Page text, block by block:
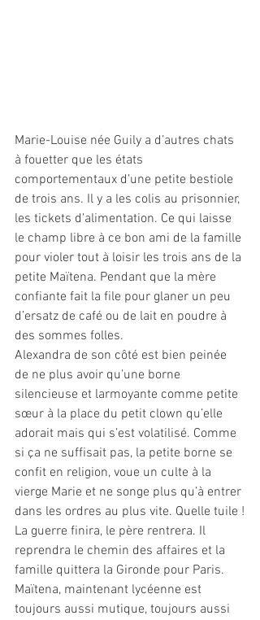
Marie-Louise née Guily a d’autres chats
à fouetter que les états
comportementaux d’une petite bestiole
de trois ans. Il y a les colis au prisonnier,
les tickets d’alimentation. Ce qui laisse
le champ libre à ce bon ami de la famille
pour violer tout à loisir les trois ans de la
petite Maïtena. Pendant que la mère
confiante fait la file pour glaner un peu
d’ersatz de café ou de lait en poudre à
des sommes folles.
Alexandra de son côté est bien peinée
de ne plus avoir qu’une borne
silencieuse et larmoyante comme petite
sœur à la place du petit clown qu’elle
adorait mais qui s’est volatilisé. Comme
si ça ne suffisait pas, la petite borne se
confit en religion, voue un culte à la
vierge Marie et ne songe plus qu’à entrer
dans les ordres au plus vite. Quelle tuile !
La guerre finira, le père rentrera. Il
reprendra le chemin des affaires et la
famille quittera la Gironde pour Paris.
Maïtena, maintenant lycéenne est
toujours aussi mutique, toujours aussi